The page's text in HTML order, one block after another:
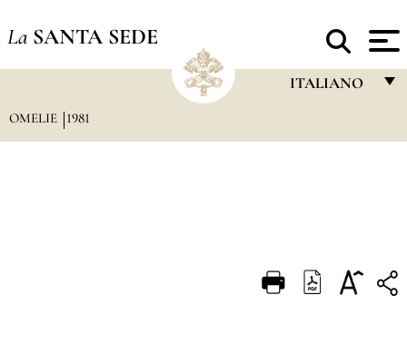
La SANTA SEDE
ITALIANO
DEUTSCH
OMELIE 1981